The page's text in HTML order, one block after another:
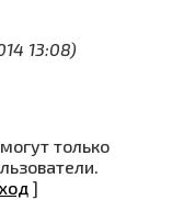
13:08)
только
]